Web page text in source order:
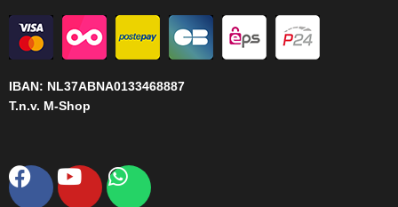
IBAN: NL37ABNA0133468887
T.n.v. M-Shop
Facebook
YoutubeWhatsapp